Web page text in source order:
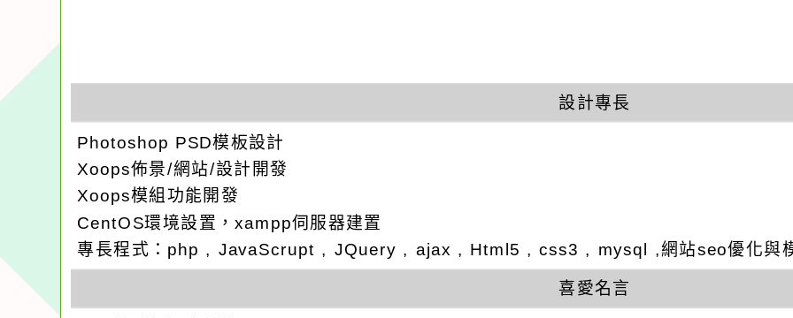
設計專長
Photoshop PSD模板設計
Xoops佈景/網站/設計開發
Xoops模組功能開發
CentOS環境設置，xampp伺服器建置
專長程式：php , JavaScrupt , JQuery , ajax , Html5 , css3 , mysql ,網站seo優化與
喜愛名言